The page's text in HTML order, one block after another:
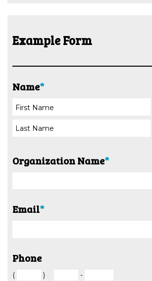
Example Form
Name*
Organization Name*
Email*
Phone
( ) -